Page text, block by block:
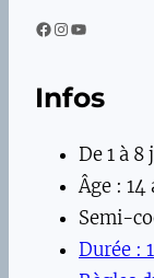
Facebook InstagramYouTube
Infos
De 1 à 8
Âge : 14
Semi-
Durée :